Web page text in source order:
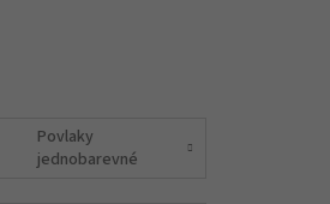
Povlaky
jednobarevné